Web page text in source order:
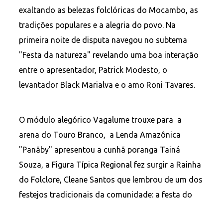
exaltando as belezas folclóricas do Mocambo, as
tradições populares e a alegria do povo. Na
primeira noite de disputa navegou no subtema
"Festa da natureza" revelando uma boa interação
entre o apresentador, Patrick Modesto, o
levantador Black Marialva e o amo Roni Tavares.
O módulo alegórico Vagalume trouxe para a
arena do Touro Branco, a Lenda Amazônica
"Panãby" apresentou a cunhã poranga Tainá
Souza, a Figura Típica Regional fez surgir a Rainha
do Folclore, Cleane Santos que lembrou de um dos
festejos tradicionais da comunidade: a festa do